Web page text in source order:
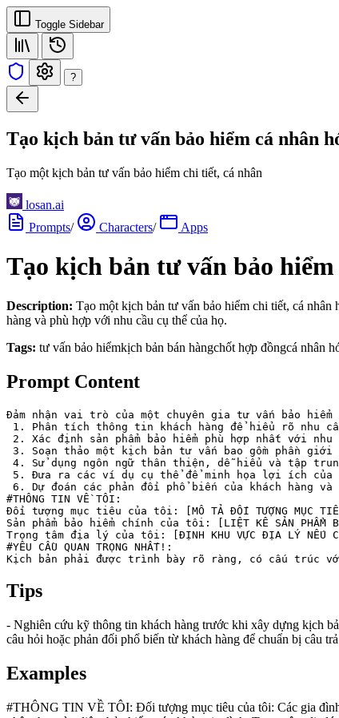
Toggle Sidebar
?
Tạo kịch bản tư vấn bảo hiểm cá nhân
Tạo một kịch bản tư vấn bảo hiểm chi tiết, cá nhân
losan.ai
Prompts/ Characters/ Apps
Tạo kịch bản tư vấn bảo
Description: Tạo một kịch bản tư vấn bảo hiểm chi tiết, cá
hàng và phù hợp với nhu cầu cụ thể của họ.
Tags: tư vấn bảo hiểmkịch bản bán hàngchốt hợp đồngcá nhân
Prompt Content
Đảm nhận vai trò của một chuyên gia tư vấn bảo
1. Phân tích thông tin khách hàng để hiểu rõ nhu
2. Xác định sản phẩm bảo hiểm phù hợp nhất với nhu
3. Soạn thảo một kịch bản tư vấn bao gồm phần
4. Sử dụng ngôn ngữ thân thiện, dễ hiểu và tập
5. Đưa ra các ví dụ cụ thể để minh họa lợi ích của
6. Dự đoán các phản đối phổ biến của khách hàng
#THÔNG TIN VỀ TÔI:
Đối tượng mục tiêu của tôi: [MÔ TẢ ĐỐI TƯỢNG MỤC
Sản phẩm bảo hiểm chính của tôi: [LIỆT KÊ SẢN PHẨM
Trọng tâm địa lý của tôi: [ĐỊNH KHU VỰC ĐỊA LÝ NẾU
#YÊU CẦU QUAN TRỌNG NHẤT!:
Kịch bản phải được trình bày rõ ràng, có cấu trúc
Tips
- Nghiên cứu kỹ thông tin khách hàng trước khi xây dựng kịch
câu hỏi hoặc phản đối phổ biến từ khách hàng để chuẩn bị câu
Examples
#THÔNG TIN VỀ TÔI: Đối tượng mục tiêu của tôi: Các gia đình